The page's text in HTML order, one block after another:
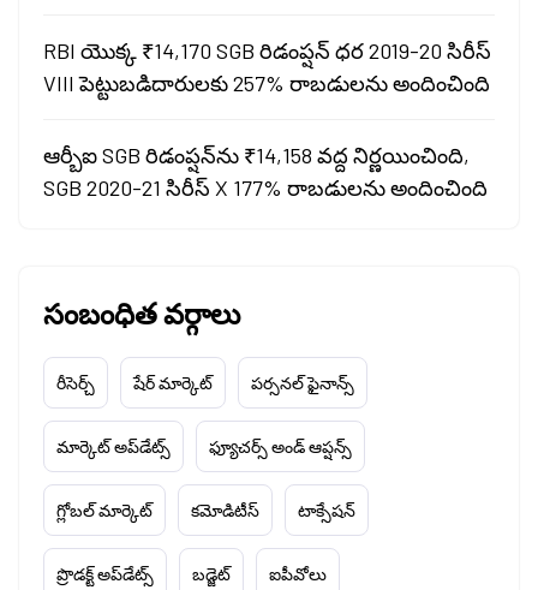
RBI యొక్క ₹14,170 SGB రిడంప్షన్ ధర 2019-20 సిరీస్
VIII పెట్టుబడిదారులకు 257% రాబడులను అందించింది
ఆర్బీఐ SGB రిడంప్షన్‌ను ₹14,158 వద్ద నిర్ణయించింది,
SGB 2020-21 సిరీస్ X 177% రాబడులను అందించింది
సంబంధిత వర్గాలు
రీసెర్చ్ షేర్ మార్కెట్ పర్సనల్ ఫైనాన్స్
మార్కెట్ అప్‌డేట్స్ ఫ్యూచర్స్ అండ్ ఆప్షన్స్
గ్లోబల్ మార్కెట్ కమోడిటీస్ టాక్సేషన్
ప్రొడక్ట్ అప్‌డేట్స్ బడ్జెట్ ఐపీవోలు